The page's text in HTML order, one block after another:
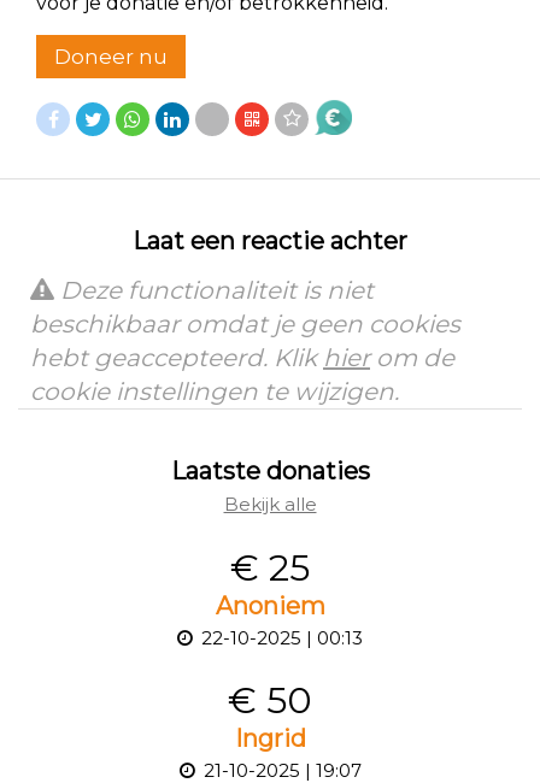
Doneer nu
Laat een reactie achter
Deze functionaliteit is niet
beschikbaar omdat je geen cookies
hebt geaccepteerd. Klik hierom de
cookie instellingen te wijzigen.
Laatste donaties
Bekijk alle
€ 25
Anoniem
22-10-2025 | 00:13
€ 50
Ingrid
21-10-2025 | 19:07